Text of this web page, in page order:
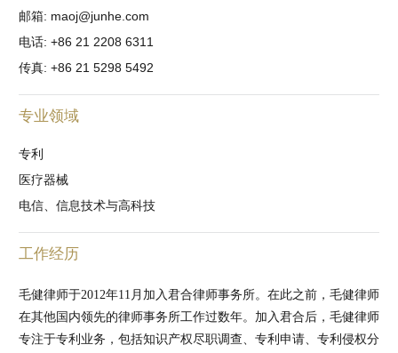
邮箱: maoj@junhe.com
电话: +86 21 2208 6311
传真: +86 21 5298 5492
专业领域
专利
医疗器械
电信、信息技术与高科技
工作经历
毛健律师于2012年11月加入君合律师事务所。在此之前，毛健律师
在其他国内领先的律师事务所工作过数年。加入君合后，毛健律师
专注于专利业务，包括知识产权尽职调查、专利申请、专利侵权分